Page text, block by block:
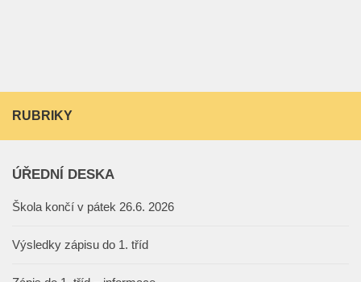
RUBRIKY
ÚŘEDNÍ DESKA
Škola končí v pátek 26.6. 2026
Výsledky zápisu do 1. tříd